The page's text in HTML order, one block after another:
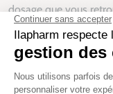
dosage que vous
Sources: Efsa
Retrouvez le
Bio